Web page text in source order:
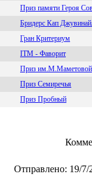
Приз памяти Героя
Бридерс Кап
Гран Критериум
ITM - Фаворит
Приз им.М.Маметовой
Приз Семиречья
Приз Пробный
Отправлено: 19/7/